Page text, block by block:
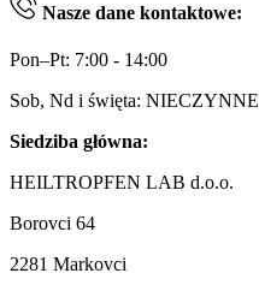
Nasze dane kontaktowe:
Pon–Pt: 7:00 - 14:00
Sob, Nd i święta: NIECZYNNE
Siedziba główna:
HEILTROPFEN LAB d.o.o.
Borovci 64
2281 Markovci